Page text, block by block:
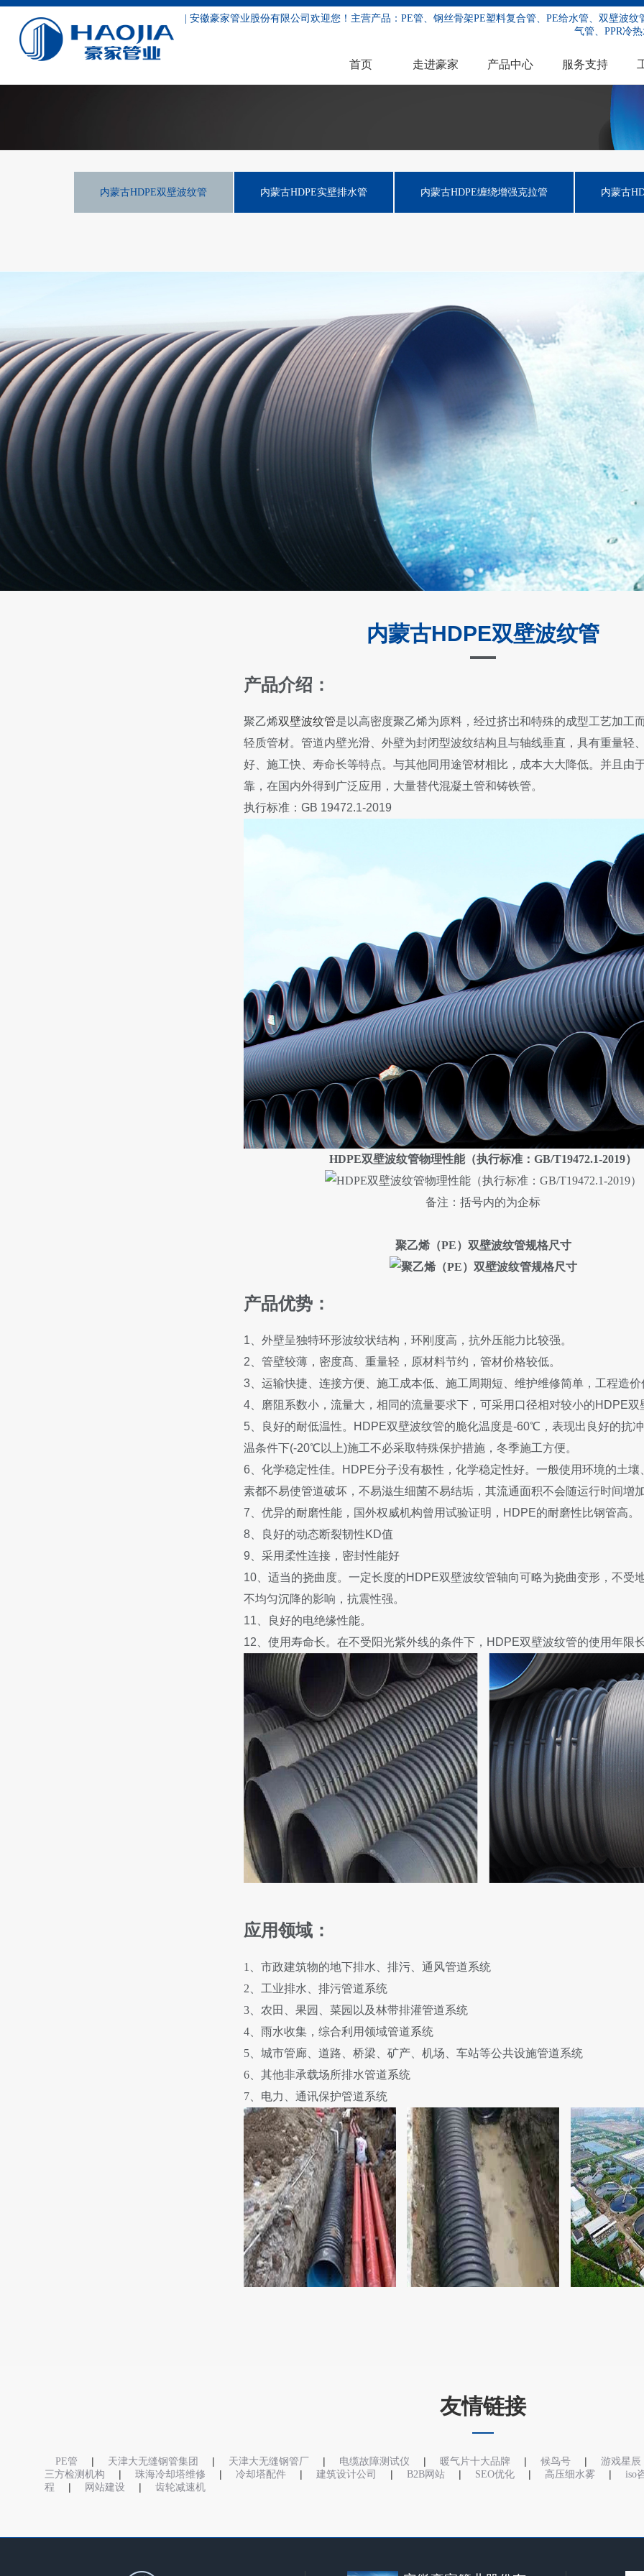
| 安徽豪家管业股份有限公司欢迎您！主营产品：PE管、钢丝骨架PE塑料复合管、PE给水管、双壁波纹
气管、PPR冷
首页 走进豪家 产品中心 服务支持
HDPE双壁波纹管
内蒙古HDPE双壁波纹管 内蒙古HDPE实壁排水管 内蒙古HDPE缠绕增强克拉管 内蒙古
内蒙古HDPE双壁波纹管
产品介绍：
聚乙烯双壁波纹管是以高密度聚乙烯为原料，经过挤岀和特殊的成型工艺加工
轻质管材。管道内壁光滑、外壁为封闭型波纹结构且与轴线垂直，具有重量轻
好、施工快、寿命长等特点。与其他同用途管材相比，成本大大降低。并且由
靠，在国内外得到广泛应用，大量替代混凝土管和铸铁管。
执行标准：GB 19472.1-2019
HDPE双壁波纹管物理性能（执行标准：GB/T19472.1-2019）
备注：括号内的为企标
聚乙烯（PE）双壁波纹管规格尺寸
产品优势：
1、外壁呈独特环形波纹状结构，环刚度高，抗外压能力比较强。
2、管壁较薄，密度髙、重量轻，原材料节约，管材价格较低。
3、运输快捷、连接方便、施工成本低、施工周期短、维护维修简单，工程造价
4、磨阻系数小，流量大，相同的流量要求下，可采用口径相对较小的HDPE双
5、良好的耐低温性。HDPE双壁波纹管的脆化温度是-60℃，表现出良好的抗
温条件下(-20℃以上)施工不必采取特殊保护措施，冬季施工方便。
6、化学稳定性佳。HDPE分子没有极性，化学稳定性好。一般使用环境的土壤
素都不易使管道破坏，不易滋生细菌不易结垢，其流通面积不会随运行时间增
7、优异的耐磨性能，国外权威机构曾用试验证明，HDPE的耐磨性比钢管高。
8、良好的动态断裂韧性KD值
9、采用柔性连接，密封性能好
10、适当的挠曲度。一定长度的HDPE双壁波纹管轴向可略为挠曲变形，不受
不均匀沉降的影响，抗震性强。
11、良好的电绝缘性能。
12、使用寿命长。在不受阳光紫外线的条件下，HDPE双壁波纹管的使用年限
应用领域：
1、 市政建筑物的地下排水、排污、通风管道系统
2、 工业排水、排污管道系统
3、 农田、果园、菜园以及林带排灌管道系统
4、 雨水收集，综合利用领域管道系统
5、 城市管廊、道路、桥梁、矿产、机场、车站等公共设施管道系统
6、 其他非承载场所排水管道系统
7、 电力、通讯保护管道系统
友情链接
PE管 | 天津大无缝钢管集团 | 天津大无缝钢管厂 | 电缆故障测试仪 | 暖气片十大品牌 | 候鸟号 |
游戏星辰
三方检测机构
| 珠海冷却塔维修 | 冷却塔配件 | 建筑设计公司 | B2B网站 | SEO优化 | 高压细水雾 |
iso
程
| 网站建设 | 齿轮减速机